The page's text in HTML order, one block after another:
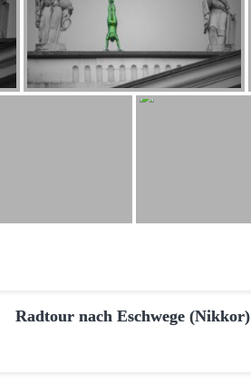
Radtour nach Eschwege (Nikkor)